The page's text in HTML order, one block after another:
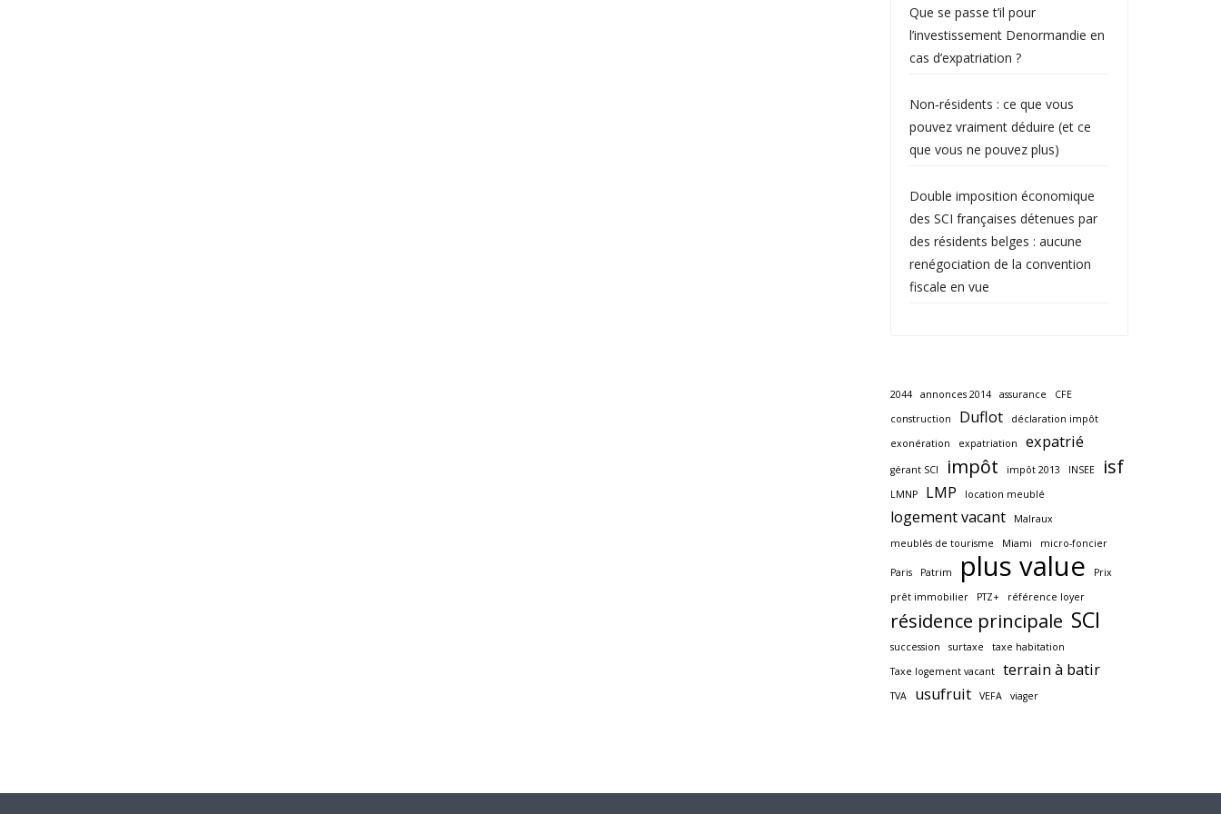
Que se passe t’il pour
l’investissement Denormandie en
cas d’expatriation ?
Non‑résidents : ce que vous
pouvez vraiment déduire (et ce
que vous ne pouvez plus)
Double imposition économique
des SCI françaises détenues par
des résidents belges : aucune
renégociation de la convention
fiscale en vue
2044 annonces 2014 assurance
CFE
construction
Duflot
déclaration impôt
exonération
expatriation expatrié
gérant SCI impôt impôt 2013 INSEE isf
LMNP LMP location meublé
logement vacant
Malraux
meublés de tourisme
Miami micro-foncier
Paris Patrim plus value
Prix
prêt immobilier
PTZ+ référence loyer
résidence principale SCI
succession surtaxe
taxe habitation
Taxe logement vacant
terrain à batir
TVA usufruit VEFA viager